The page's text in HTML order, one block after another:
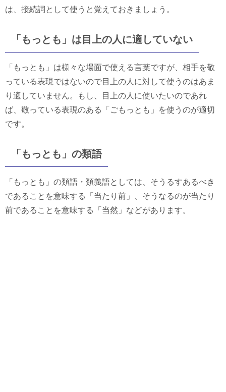
は、接続詞として使うと覚えておきましょう。
「もっとも」は目上の人に適していない
「もっとも」は様々な場面で使える言葉ですが、相手を敬
っている表現ではないので目上の人に対して使うのはあま
り適していません。もし、目上の人に使いたいのであれ
ば、敬っている表現のある「ごもっとも」を使うのが適切
です。
「もっとも」の類語
「もっとも」の類語・類義語としては、そうるすあるべき
であることを意味する「当たり前」、そうなるのが当たり
前であることを意味する「当然」などがあります。